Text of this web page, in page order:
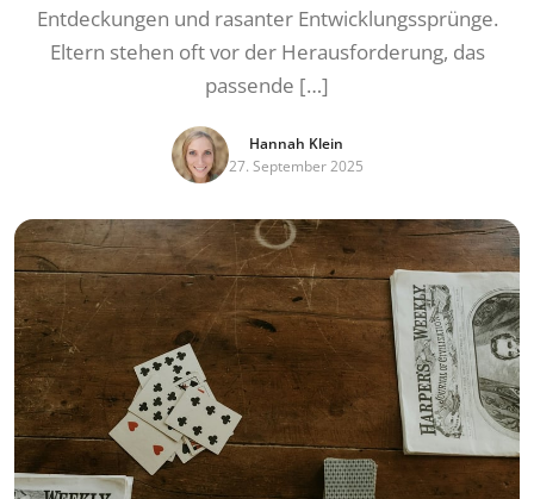
Entdeckungen und rasanter Entwicklungssprünge.
Eltern stehen oft vor der Herausforderung, das
passende […]
Hannah Klein
27. September 2025